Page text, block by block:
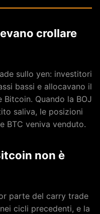
crollare
sullo yen: investitori
bassi e allocavano il
Quando la BOJ
saliva, le posizioni
BTC veniva venduto.
non è
parte del carry trade
cicli precedenti, e la